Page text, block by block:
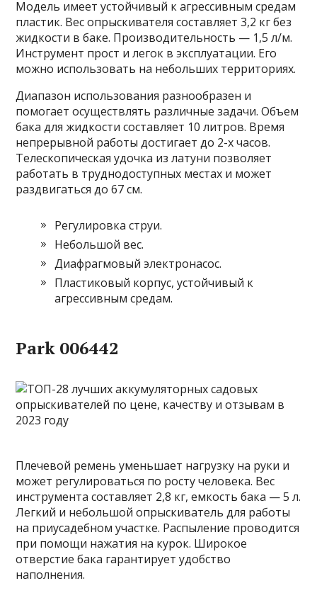
Модель имеет устойчивый к агрессивным средам
пластик. Вес опрыскивателя составляет 3,2 кг без
жидкости в баке. Производительность — 1,5 л/м.
Инструмент прост и легок в эксплуатации. Его
можно использовать на небольших территориях.
Диапазон использования разнообразен и
помогает осуществлять различные задачи. Объем
бака для жидкости составляет 10 литров. Время
непрерывной работы достигает до 2-х часов.
Телескопическая удочка из латуни позволяет
работать в труднодоступных местах и может
раздвигаться до 67 см.
Регулировка струи.
Небольшой вес.
Диафрагмовый электронасос.
Пластиковый корпус, устойчивый к
агрессивным средам.
Park 006442
Плечевой ремень уменьшает нагрузку на руки и
может регулироваться по росту человека. Вес
инструмента составляет 2,8 кг, емкость бака — 5 л.
Легкий и небольшой опрыскиватель для работы
на приусадебном участке. Распыление проводится
при помощи нажатия на курок. Широкое
отверстие бака гарантирует удобство
наполнения.